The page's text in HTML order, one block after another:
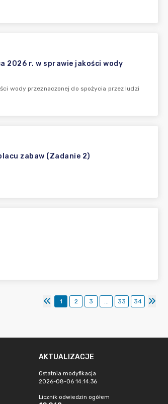
2026 r. w sprawie jakości wody
wody przeznaczonej do spożycia przez ludzi
zabaw (Zadanie 2)
1 2 3 ... 33 34
AKTUALIZACJE
Ostatnia modyfikacja
2026-08-06 14:14:36
Licznik odwiedzin ogółem